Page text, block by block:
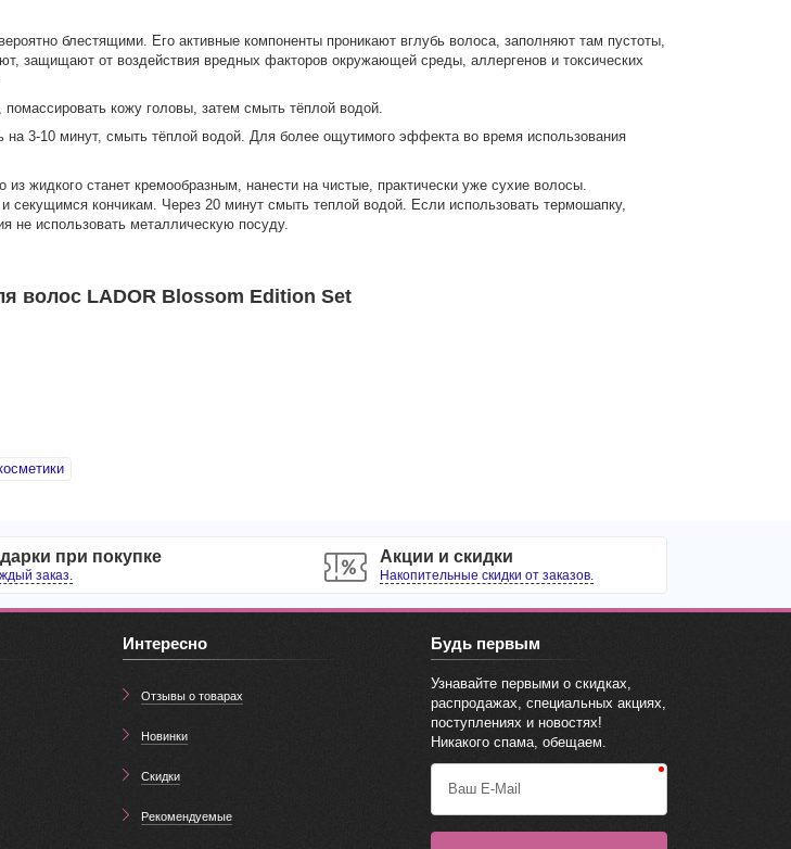
блестящими. Его активные компоненты проникают вглубь волоса, заполняют там пустоты,
защищают от воздействия вредных факторов окружающей среды, аллергенов и токсических
кожу головы, затем смыть тёплой водой.
на 3-10 минут, смыть тёплой водой. Для более ощутимого эффекта во время использования
жидкого станет кремообразным, нанести на чистые, практически уже сухие волосы.
кончикам. Через 20 минут смыть теплой водой. Если использовать термошапку,
не использовать металлическую посуду.
волос LADOR Blossom Edition Set
при покупке
заказ.
Акции и скидки
Накопительные скидки от заказов.
Интересно
Отзывы о товарах
Новинки
Скидки
Рекомендуемые
Будь первым
Узнавайте первыми о скидках,
распродажах, специальных акциях,
поступлениях и новостях!
Никакого спама, обещаем.
Ваш E-Mail